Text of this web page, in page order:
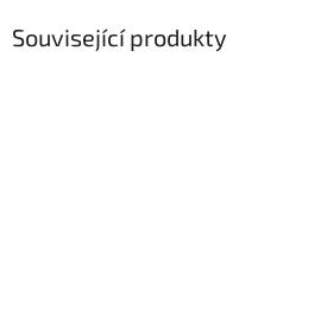
Související produkty